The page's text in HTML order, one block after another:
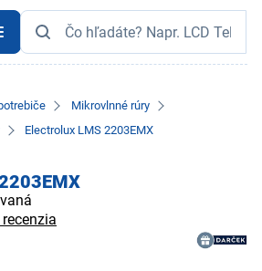
Mikrovlnné rúry
Electrolux LMS 2203EMX
recenzia